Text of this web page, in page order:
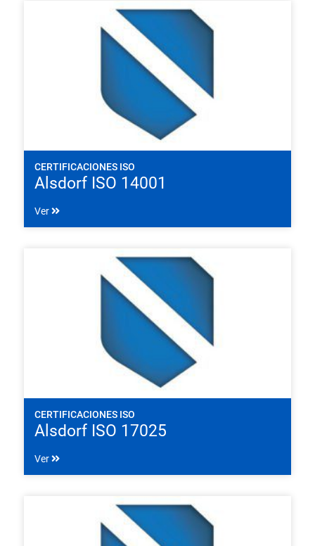
CERTIFICACIONES ISO
Alsdorf ISO 14001
Ver
CERTIFICACIONES ISO
Alsdorf ISO 17025
Ver